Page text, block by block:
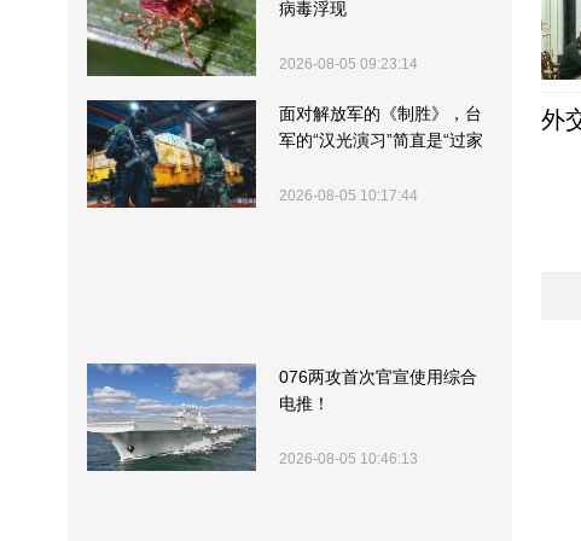
病毒浮现
2026-08-05 09:23:14
面对解放军的《制胜》，台
军的“汉光演习”简直是“过家
2026-08-05 10:17:44
076两攻首次官宣使用综合
电推！
2026-08-05 10:46:13
外